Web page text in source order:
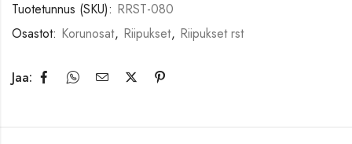
Tuotetunnus (SKU): RRST-080
Osastot: Korunosat, Riipukset, Riipukset rst
Jaa: